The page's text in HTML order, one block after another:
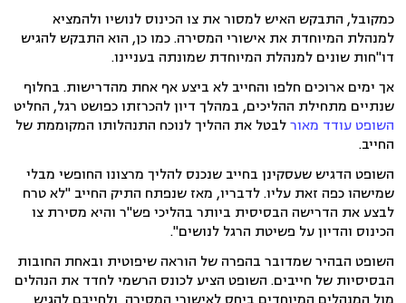
כמקובל, התבקש האיש למסור את צו הכינוס לנושיו ולהמציא
למנהלת המיוחדת את אישורי המסירה. כמו כן, הוא התבקש להגיש
דו"חות שונים למנהלת המיוחדת שמונתה בעניינו.
אך ימים ארוכים חלפו והחייב לא ביצע אף אחת מהדרישות. בחלוף
שנתיים מתחילת ההליכים, במהלך דיון להכרזתו כפושט רגל, החליט
השופט עודד מאורלבטל את ההליך לנוכח התנהלותו המקוממת של
החייב.
השופט הדגיש שעסקינן בחייב שנכנס להליך מרצונו החופשי מבלי
שמישהו כפה זאת עליו. לדבריו, מאז שנפתח התיק החייב "לא טרח
לבצע את הדרישה הבסיסית ביותר בהליכי פש"ר והיא מסירת צו
הכינוס והדיון על פשיטת הרגל לנושים".
השופט הבהיר שמדובר בהפרה של הוראה שיפוטית ובאחת החובות
הבסיסיות של חייבים. השופט הציע לכונס הרשמי לחדד את הנהלים